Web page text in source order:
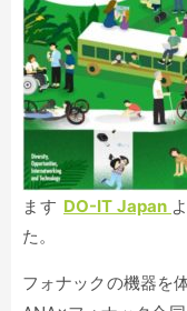
ます DO-IT Japan
た。
フォナックの機器を